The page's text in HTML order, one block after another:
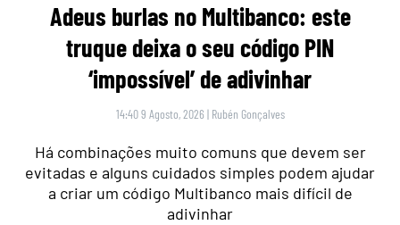
Adeus burlas no Multibanco: este
truque deixa o seu código PIN
‘impossível’ de adivinhar
14:40 9 Agosto, 2026 | Rubén Gonçalves
Há combinações muito comuns que devem ser
evitadas e alguns cuidados simples podem ajudar
a criar um código Multibanco mais difícil de
adivinhar